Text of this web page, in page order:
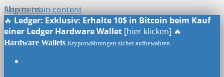
Skip to main content
🔥 Ledger: Exklusiv: Erhalte 10$ in Bitcoin beim Kauf
einer Ledger Hardware Wallet [hier klicken] 🔥
Hardware Wallets Kryptowährungen sicher aufbewahren
Abgesetzt